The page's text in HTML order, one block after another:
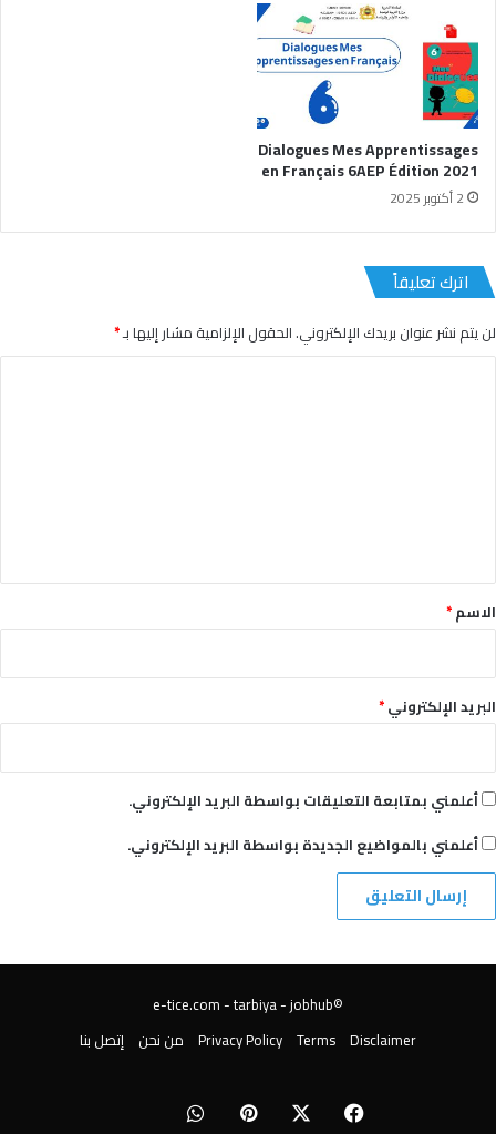
Dialogues Mes Apprentissages
en Français 6AEP Édition 2021
2 أكتوبر 2025
اترك تعليقاً
لن يتم نشر عنوان بريدك الإلكتروني.الحقول الإلزامية مشار إليها بـ*
*الاسم*
البريد الإلكتروني*
أعلمني بمتابعة التعليقات بواسطة البريد الإلكتروني.
أعلمني بالمواضيع الجديدة بواسطة البريد الإلكتروني.
©️e-tice.com -
tarbiya-jobhub
Disclaimer
Terms
Privacy Policy من نحن إتصل بنا
فيسبوك بينتيريستواتساب